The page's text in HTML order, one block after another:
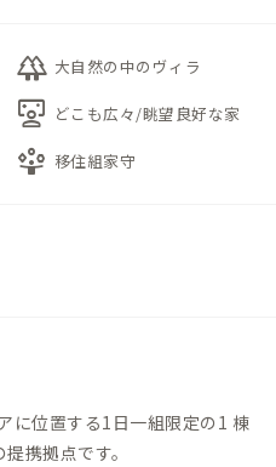
forest 大自然の中のヴィラ
interactive_space どこも広々/眺望良好な家
person_play 移住組家守
に位置する1日一組限定の1 棟
携拠点です。